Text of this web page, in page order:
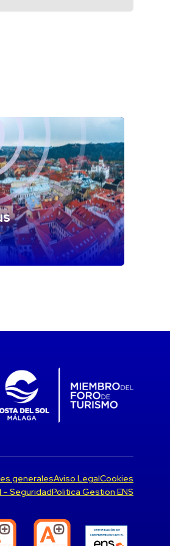
generalesAviso LegalCookies
– SeguridadPolitica Gestion ENS